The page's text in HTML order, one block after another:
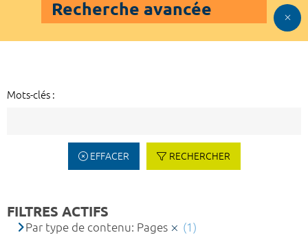
Recherche avancée
Mots-clés :
EFFACER RECHERCHER
FILTRES ACTIFS
Par type de contenu: Pages
(1)